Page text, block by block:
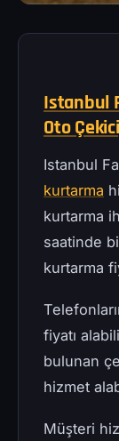
Istanbul
Oto
Istanbul
kurtarma
kurtarma
saatinde
kurtarma
fiyatı
bulunan
hizmet
Müşteri